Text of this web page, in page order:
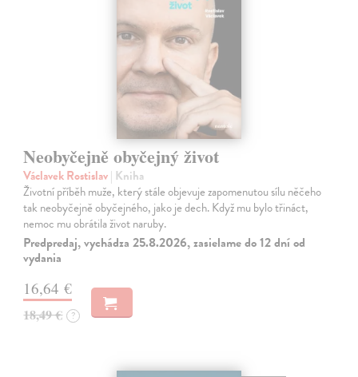
Neobyčejně obyčejný život
Václavek Rostislav| Kniha
Životní příběh muže, který stále objevuje zapomenutou sílu něčeho
tak neobyčejně obyčejného, jako je dech. Když mu bylo třináct,
nemoc mu obrátila život naruby.
Predpredaj, vychádza 25.8.2026, zasielame do 12 dní od
vydania
16,64 €
18,49 € ?